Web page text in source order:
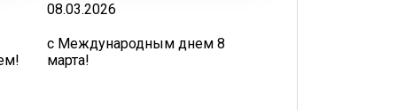
08.03.2026
с Международным днем 8
марта!